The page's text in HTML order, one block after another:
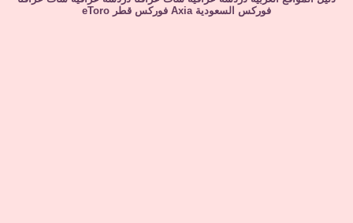
فوركس السعودية Axia فوركس قطر eToro